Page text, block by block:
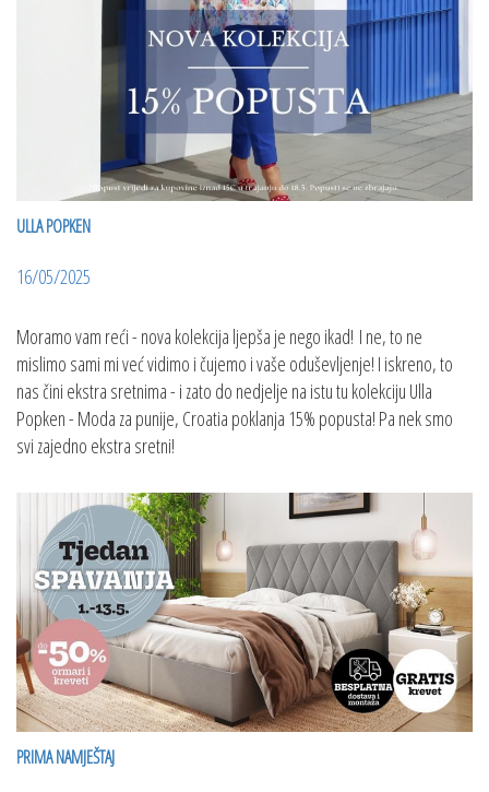
ULLA POPKEN
16/05/2025
Moramo vam reći - nova kolekcija ljepša je nego ikad! I ne, to ne
mislimo sami mi već vidimo i čujemo i vaše oduševljenje! I iskreno, to
nas čini ekstra sretnima - i zato do nedjelje na istu tu kolekciju Ulla
Popken - Moda za punije, Croatia poklanja 15% popusta! Pa nek smo
svi zajedno ekstra sretni!
PRIMA NAMJEŠTAJ